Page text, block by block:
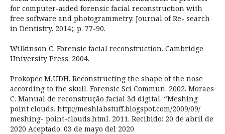
for computer-aided forensic facial reconstruction with
free software and photogrammetry. Journal of Re- search
in Dentistry. 2014;: p. 77-90.
Wilkinson C. Forensic facial reconstruction. Cambridge
University Press. 2004.
Prokopec M,UDH. Reconstructing the shape of the nose
according to the skull. Forensic Sci Commun. 2002. Moraes
C. Manual de reconstrução facial 3d digital. “Meshing
point clouds. http://meshlabstuff.blogspot.com/2009/09/
meshing- point-clouds.html. 2011. Recibido: 20 de abril de
2020 Aceptado: 03 de mayo del 2020